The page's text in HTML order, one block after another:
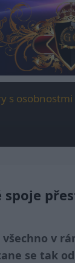
s osobnostmi
v
se tak